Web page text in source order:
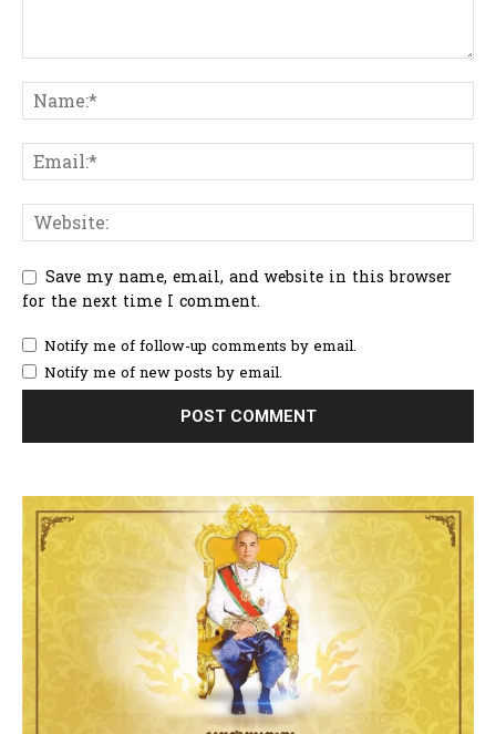
Save my name, email, and website in this browser
for the next time I comment.
Notify me of follow-up comments by email.
Notify me of new posts by email.